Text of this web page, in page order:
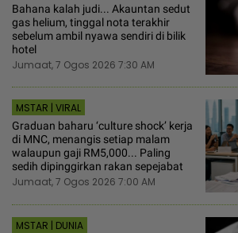
Bahana kalah judi... Akauntan sedut
gas helium, tinggal nota terakhir
sebelum ambil nyawa sendiri di bilik
hotel
Jumaat, 7 Ogos 2026 7:30 AM
MSTAR | VIRAL
Graduan baharu ‘culture shock’ kerja
di MNC, menangis setiap malam
walaupun gaji RM5,000... Paling
sedih dipinggirkan rakan sepejabat
Jumaat, 7 Ogos 2026 7:00 AM
MSTAR | DUNIA